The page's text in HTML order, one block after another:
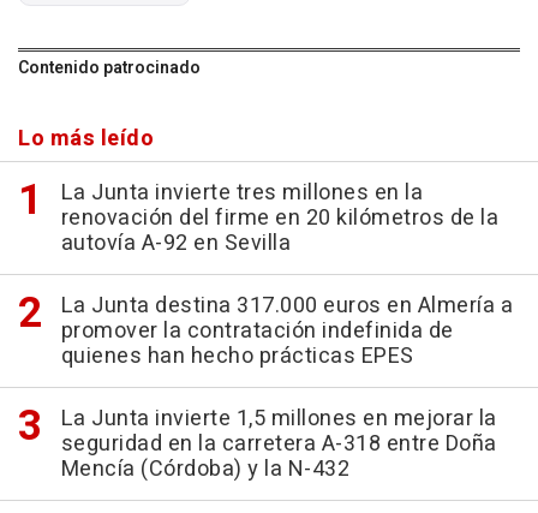
Contenido patrocinado
Lo más leído
La Junta invierte tres millones en la
renovación del firme en 20 kilómetros de la
autovía A-92 en Sevilla
La Junta destina 317.000 euros en Almería a
promover la contratación indefinida de
quienes han hecho prácticas EPES
La Junta invierte 1,5 millones en mejorar la
seguridad en la carretera A-318 entre Doña
Mencía (Córdoba) y la N-432